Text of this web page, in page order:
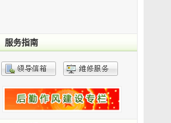
服务指南